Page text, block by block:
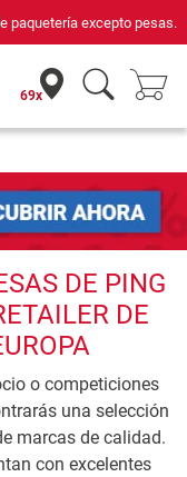
paquetería excepto pesas.
69x
DE PING
DE
o competiciones
una selección
marcas de calidad.
con excelentes